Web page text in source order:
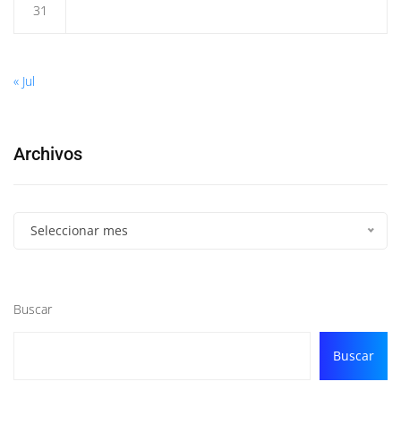
31
« Jul
Archivos
Seleccionar mes
Buscar
Buscar